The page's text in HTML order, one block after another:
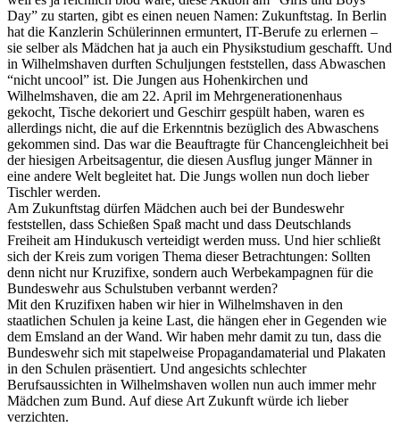
Day” zu starten, gibt es einen neuen Namen: Zukunftstag. In Berlin
hat die Kanzlerin Schülerinnen ermuntert, IT-Berufe zu erlernen –
sie selber als Mädchen hat ja auch ein Physikstudium geschafft. Und
in Wilhelmshaven durften Schuljungen feststellen, dass Abwaschen
“nicht uncool” ist. Die Jungen aus Hohenkirchen und
Wilhelmshaven, die am 22. April im Mehrgenerationenhaus
gekocht, Tische dekoriert und Geschirr gespült haben, waren es
allerdings nicht, die auf die Erkenntnis bezüglich des Abwaschens
gekommen sind. Das war die Beauftragte für Chancengleichheit bei
der hiesigen Arbeitsagentur, die diesen Ausflug junger Männer in
eine andere Welt begleitet hat. Die Jungs wollen nun doch lieber
Tischler werden.
Am Zukunftstag dürfen Mädchen auch bei der Bundeswehr
feststellen, dass Schießen Spaß macht und dass Deutschlands
Freiheit am Hindukusch verteidigt werden muss. Und hier schließt
sich der Kreis zum vorigen Thema dieser Betrachtungen: Sollten
denn nicht nur Kruzifixe, sondern auch Werbekampagnen für die
Bundeswehr aus Schulstuben verbannt werden?
Mit den Kruzifixen haben wir hier in Wilhelmshaven in den
staatlichen Schulen ja keine Last, die hängen eher in Gegenden wie
dem Emsland an der Wand. Wir haben mehr damit zu tun, dass die
Bundeswehr sich mit stapelweise Propagandamaterial und Plakaten
in den Schulen präsentiert. Und angesichts schlechter
Berufsaussichten in Wilhelmshaven wollen nun auch immer mehr
Mädchen zum Bund. Auf diese Art Zukunft würde ich lieber
verzichten.